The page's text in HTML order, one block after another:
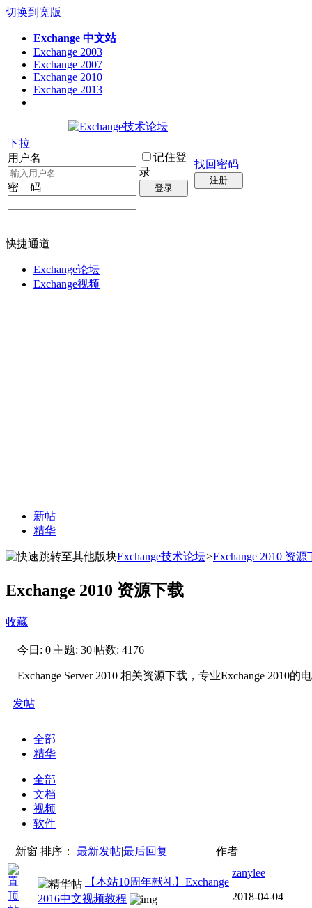
切换到宽版
Exchange 中文站
Exchange 2003
Exchange 2007
Exchange 2010
Exchange 2013
下拉
用户名
密 码
记住登
录
登录
找回密码
注册
快捷通道
Exchange论坛
Exchange视频
新帖
精华
Exchange技术论坛>Exchange 2010 资源
Exchange 2010 资源下载
收藏
今日: 0|主题: 30|帖数: 4176
Exchange Server 2010 相关资源下载，专业Exchange 2010
发帖
全部
精华
全部
文档
视频
软件
新窗 排序： 最新发帖|最后回复 作者
【本站10周年献礼】Exchange
2016中文视频教程
zanylee
2018-04-04